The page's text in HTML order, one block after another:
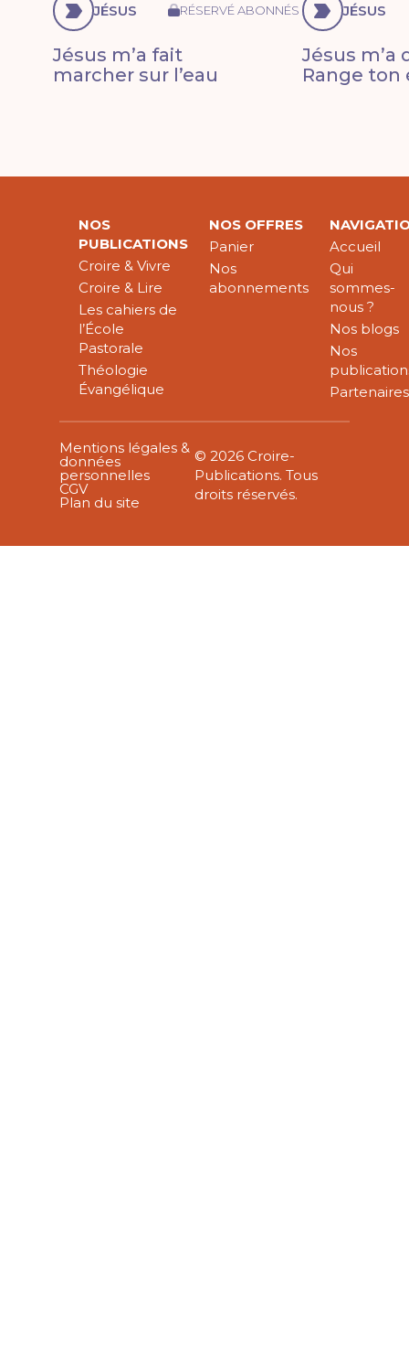
JÉSUS RÉSERVÉ ABONNÉS
Jésus m’a fait
marcher sur l’eau
JÉSUS
Jésus m’a
Range ton
NOS
PUBLICATIONS
Croire & Vivre
Croire & Lire
Les cahiers de
l’École
Pastorale
Théologie
Évangélique
NOS OFFRES
Panier
Nos
abonnements
Accueil
Qui
sommes-
nous ?
Nos blogs
Nos
Partenaires
Mentions légales &
données
personnelles
CGV
Plan du site
© 2026 Croire-
Publications. Tous
droits réservés.